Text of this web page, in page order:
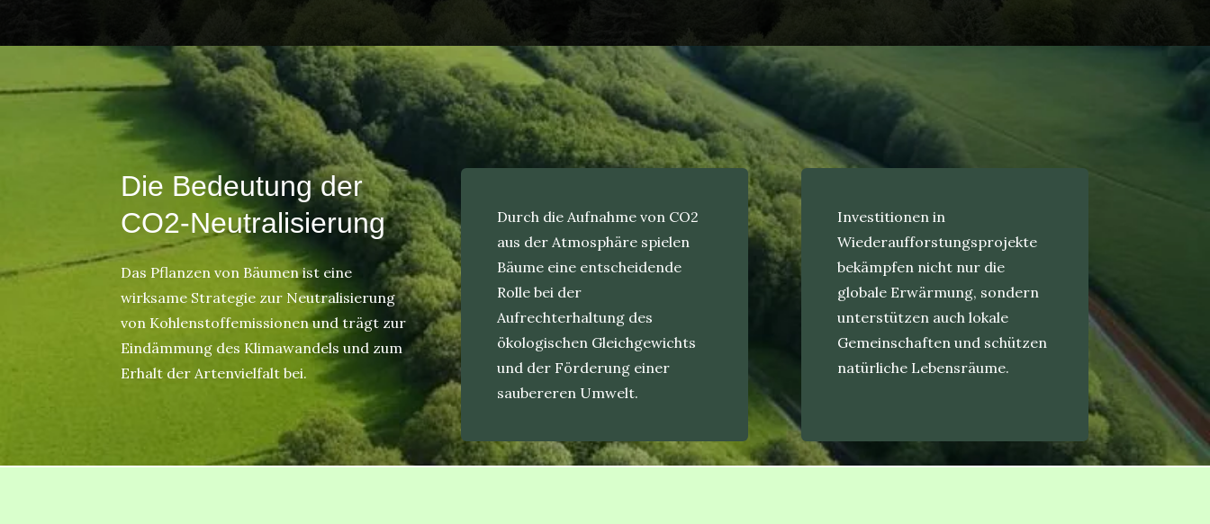
Die Bedeutung der
CO2-Neutralisierung
Das Pflanzen von Bäumen ist eine
wirksame Strategie zur Neutralisierung
von Kohlenstoffemissionen und trägt zur
Eindämmung des Klimawandels und zum
Erhalt der Artenvielfalt bei.
Durch die Aufnahme von CO2
aus der Atmosphäre spielen
Bäume eine entscheidende
Rolle bei der
Aufrechterhaltung des
ökologischen Gleichgewichts
und der Förderung einer
saubereren Umwelt.
Investitionen in
Wiederaufforstungsprojekte
bekämpfen nicht nur die
globale Erwärmung, sondern
unterstützen auch lokale
Gemeinschaften und schützen
natürliche Lebensräume.